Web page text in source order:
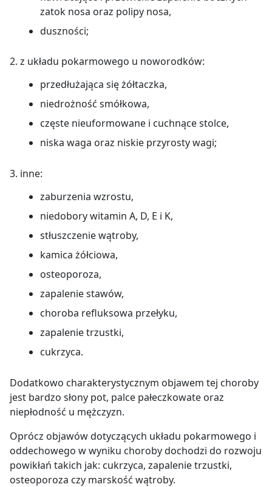
zatok nosa oraz polipy nosa,
duszności;
2. z układu pokarmowego u noworodków:
przedłużająca się żółtaczka,
niedrożność smółkowa,
częste nieuformowane i cuchnące stolce,
niska waga oraz niskie przyrosty wagi;
3. inne:
zaburzenia wzrostu,
niedobory witamin A, D, E i K,
stłuszczenie wątroby,
kamica żółciowa,
osteoporoza,
zapalenie stawów,
choroba refluksowa przełyku,
zapalenie trzustki,
cukrzyca.
Dodatkowo charakterystycznym objawem tej choroby
jest bardzo słony pot, palce pałeczkowate oraz
niepłodność u mężczyzn.
Oprócz objawów dotyczących układu pokarmowego i
oddechowego w wyniku choroby dochodzi do rozwoju
powikłań takich jak: cukrzyca, zapalenie trzustki,
osteoporoza czy marskość wątroby.